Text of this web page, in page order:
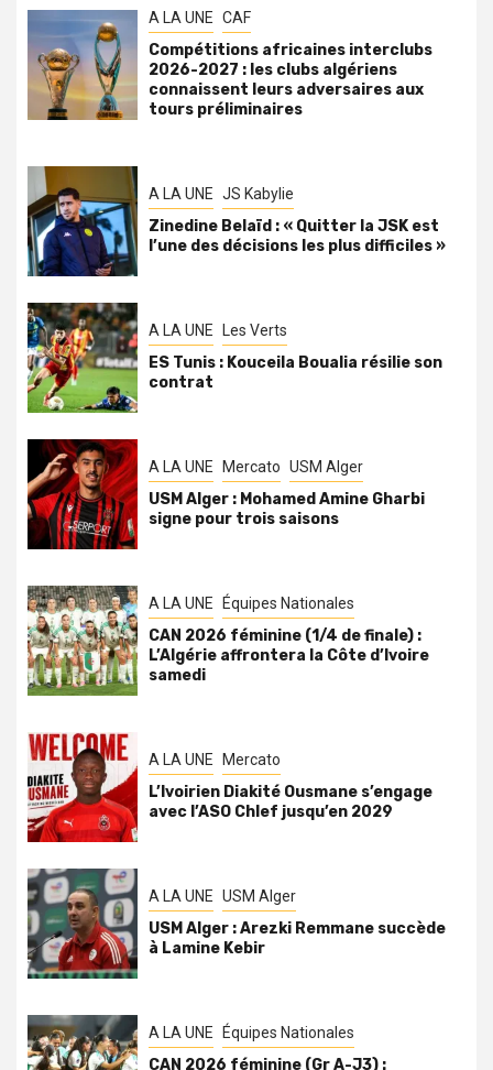
A LA UNE CAF
Compétitions africaines interclubs
2026-2027 : les clubs algériens
connaissent leurs adversaires aux
tours préliminaires
A LA UNE JS Kabylie
Zinedine Belaïd : « Quitter la JSK est
l’une des décisions les plus difficiles »
A LA UNE Les Verts
ES Tunis : Kouceila Boualia résilie son
contrat
A LA UNE Mercato USM Alger
USM Alger : Mohamed Amine Gharbi
signe pour trois saisons
A LA UNE Équipes Nationales
CAN 2026 féminine (1/4 de finale) :
L’Algérie affrontera la Côte d’Ivoire
samedi
A LA UNE Mercato
L’Ivoirien Diakité Ousmane s’engage
avec l’ASO Chlef jusqu’en 2029
A LA UNE USM Alger
USM Alger : Arezki Remmane succède
à Lamine Kebir
A LA UNE Équipes Nationales
CAN 2026 féminine (Gr A-J3) :